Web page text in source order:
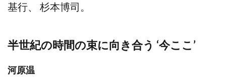
基行、 杉本博司。
半世紀の時間の束に向き合う ‘今ここ’
河原温